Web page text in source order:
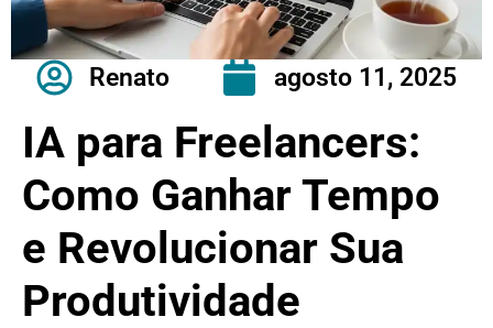
Renato agosto 11, 2025
IA para Freelancers:
Como Ganhar Tempo
e Revolucionar Sua
Produtividade